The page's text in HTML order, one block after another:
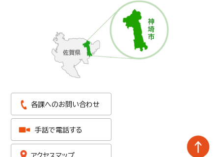
各課へのお問い合わせ
手話で電話する
アクセスマップ